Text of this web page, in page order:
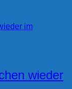
wieder